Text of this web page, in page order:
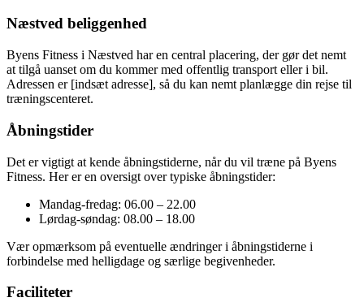
Næstved beliggenhed
Byens Fitness i Næstved har en central placering, der gør det nemt
at tilgå uanset om du kommer med offentlig transport eller i bil.
Adressen er [indsæt adresse], så du kan nemt planlægge din rejse til
træningscenteret.
Åbningstider
Det er vigtigt at kende åbningstiderne, når du vil træne på Byens
Fitness. Her er en oversigt over typiske åbningstider:
Mandag-fredag: 06.00 – 22.00
Lørdag-søndag: 08.00 – 18.00
Vær opmærksom på eventuelle ændringer i åbningstiderne i
forbindelse med helligdage og særlige begivenheder.
Faciliteter